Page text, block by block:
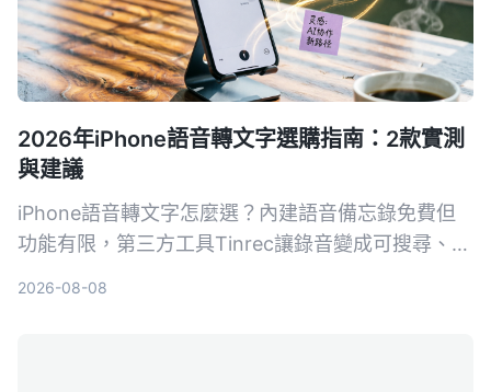
2026年iPhone語音轉文字選購指南：2款實測
與建議
iPhone語音轉文字怎麼選？內建語音備忘錄免費但
功能有限，第三方工具Tinrec讓錄音變成可搜尋、可
2026-08-08